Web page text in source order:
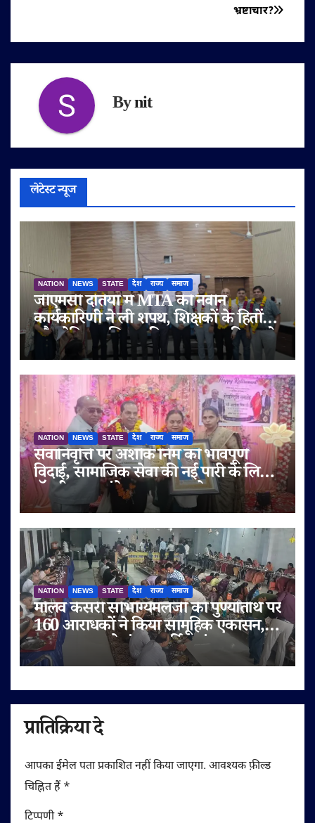
भ्रष्टाचार?
Bynit
लेटेस्ट न्यूज
NATION NEWS STATE देश राज्य समाज
जीएमसी दतिया में MTA की नवीन
कार्यकारिणी ने ली शपथ, शिक्षकों के हितों
और मेडिकल शिक्षा की गुणवत्ता पर दिया जोर
NATION NEWS STATE देश राज्य समाज
सेवानिवृत्ति पर अशोक निम को भावपूर्ण
विदाई, सामाजिक सेवा की नई पारी के लिए
डॉ. बी.आर. अंबेडकर सम्मान से नवाजा
NATION NEWS STATE देश राज्य समाज
मालव केसरी सौभाग्यमलजी की पुण्यतिथि पर
160 आराधकों ने किया सामूहिक एकासन,
तप-आराधना से गूंजा चतुर्विध संघ
प्रातिक्रिया दे
आपका ईमेल पता प्रकाशित नहीं किया जाएगा. आवश्यक फ़ील्ड
चिह्नित हैं *
टिप्पणी*